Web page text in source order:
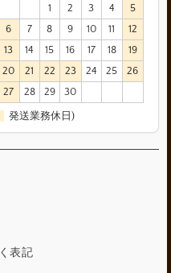
1
2 3 4
5
6
7 8 9 10 11
12
13
14 15 16 17 18
19
20
21 22 23 24 25
26
27
28 29 30
発送業務休日)
表記